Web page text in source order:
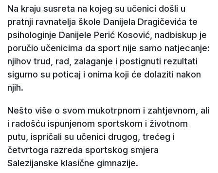
Na kraju susreta na kojeg su učenici došli u
pratnji ravnatelja škole Danijela Dragičevića te
psihologinje Danijele Perić Kosović, nadbiskup je
poručio učenicima da sport nije samo natjecanje:
njihov trud, rad, zalaganje i postignuti rezultati
sigurno su poticaj i onima koji će dolaziti nakon
njih.
Nešto više o svom mukotrpnom i zahtjevnom, ali
i radošću ispunjenom sportskom i životnom
putu, ispričali su učenici drugog, trećeg i
četvrtoga razreda sportskog smjera
Salezijanske klasične gimnazije.